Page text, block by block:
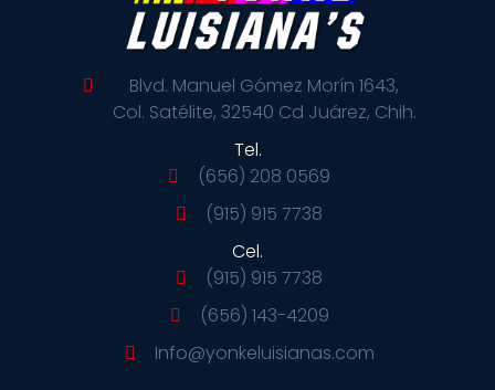
Blvd. Manuel Gómez Morín 1643,
Col. Satélite, 32540 Cd Juárez, Chih.
Tel.
(656) 208 0569
(915) 915 7738
Cel.
(915) 915 7738
(656) 143-4209
Info@yonkeluisianas.com